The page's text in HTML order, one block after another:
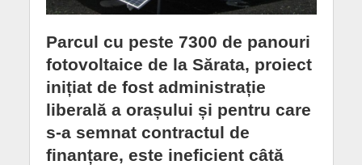
Parcul cu peste 7300 de panouri
fotovoltaice de la Sărata, proiect
inițiat de fost administrație
liberală a orașului și pentru care
s-a semnat contractul de
finanțare, este ineficient câtă